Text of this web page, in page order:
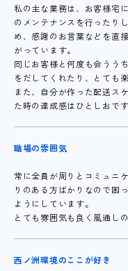
私の主な業務は、お客様宅
のメンテナンスを行ったり
め、感謝のお言葉などを直
がっています。
同じお客様と何度も会うう
をだしてくれたり、とても
また、自分が作った配送ス
た時の達成感はひとしおです
職場の雰囲気
常に全員が周りとコミュニ
りのある方ばかりなので困
ようにしています。
とても雰囲気も良く風通し
西ノ洲環境のここが好き